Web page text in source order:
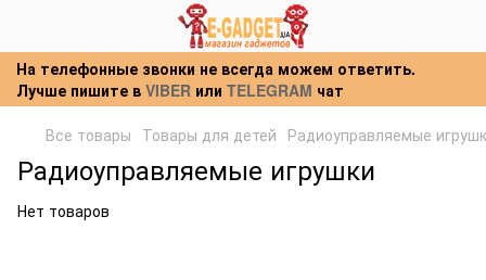
На телефонные звонки не всегда можем ответить.
Лучше пишите в VIBER или TELEGRAM чат
Все товары Товары для детей Радиоуправляемые
Радиоуправляемые игрушки
Нет товаров